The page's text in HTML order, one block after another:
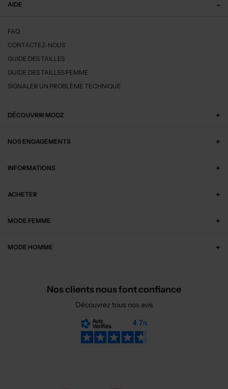
AIDE
FAQ
CONTACTEZ-NOUS
GUIDE DES TAILLES
GUIDE DES TAILLES FEMME
SIGNALER UN PROBLÈME TECHNIQUE
DÉCOUVRIR MODZ
NOS ENGAGEMENTS
INFORMATIONS
ACHETER
MODE FEMME
MODE HOMME
Nos clients nous font confiance
Découvrez tous nos avis